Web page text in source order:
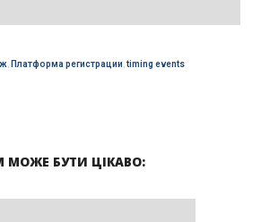
, Платформа регистрации timing events
МОЖЕ БУТИ ЦІКАВО: